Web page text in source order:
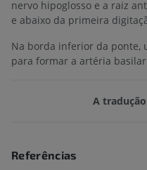
nervo hipoglosso e a raiz
e abaixo da primeira
Na borda inferior da ponte,
para formar a artéria
A
Referências